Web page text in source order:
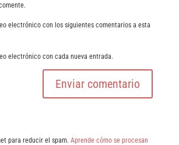
electrónico con los siguientes comentarios a esta
electrónico con cada nueva entrada.
para reducir el spam. Aprende cómo se procesan